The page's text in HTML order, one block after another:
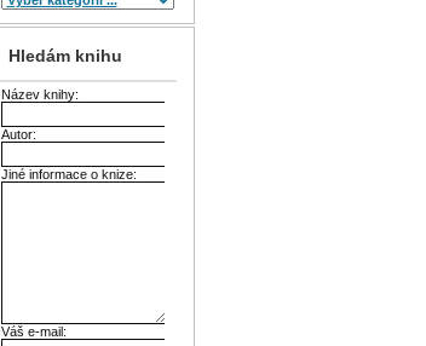
Hledám knihu
Název knihy:
Autor:
Jiné informace o knize:
Váš e-mail: